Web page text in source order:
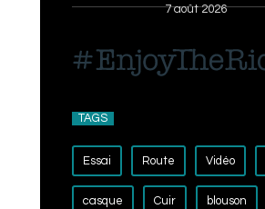
7 août 2026
TAGS
Essai Route Vidéo
casque Cuir blouson